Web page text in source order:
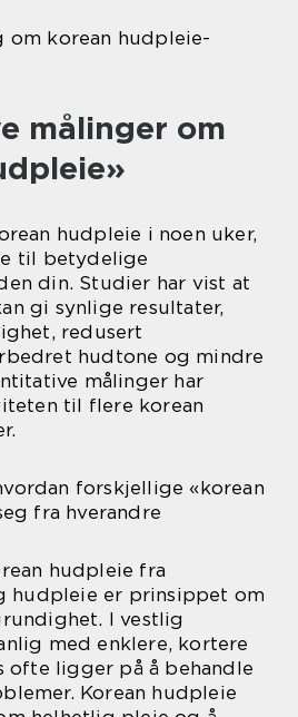
om korean hudpleie-
målinger om
hudpleie i noen uker,
til betydelige
din. Studier har vist at
gi synlige resultater,
redusert
hudtone og mindre
målinger har
til flere korean
forskjellige «korean
fra hverandre
hudpleie fra
hudpleie er prinsippet om
I vestlig
med enklere, kortere
ofte ligger på å behandle
Korean hudpleie